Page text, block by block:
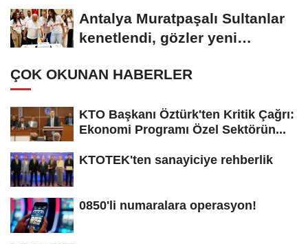
Antalya Muratpaşalı Sultanlar
kenetlendi, gözler yeni
ÇOK OKUNAN HABERLER
KTO Başkanı Öztürk'ten Kritik Çağrı:
Ekonomi Programı Özel Sektörün...
KTOTEK'ten sanayiciye rehberlik
0850'li numaralara operasyon!